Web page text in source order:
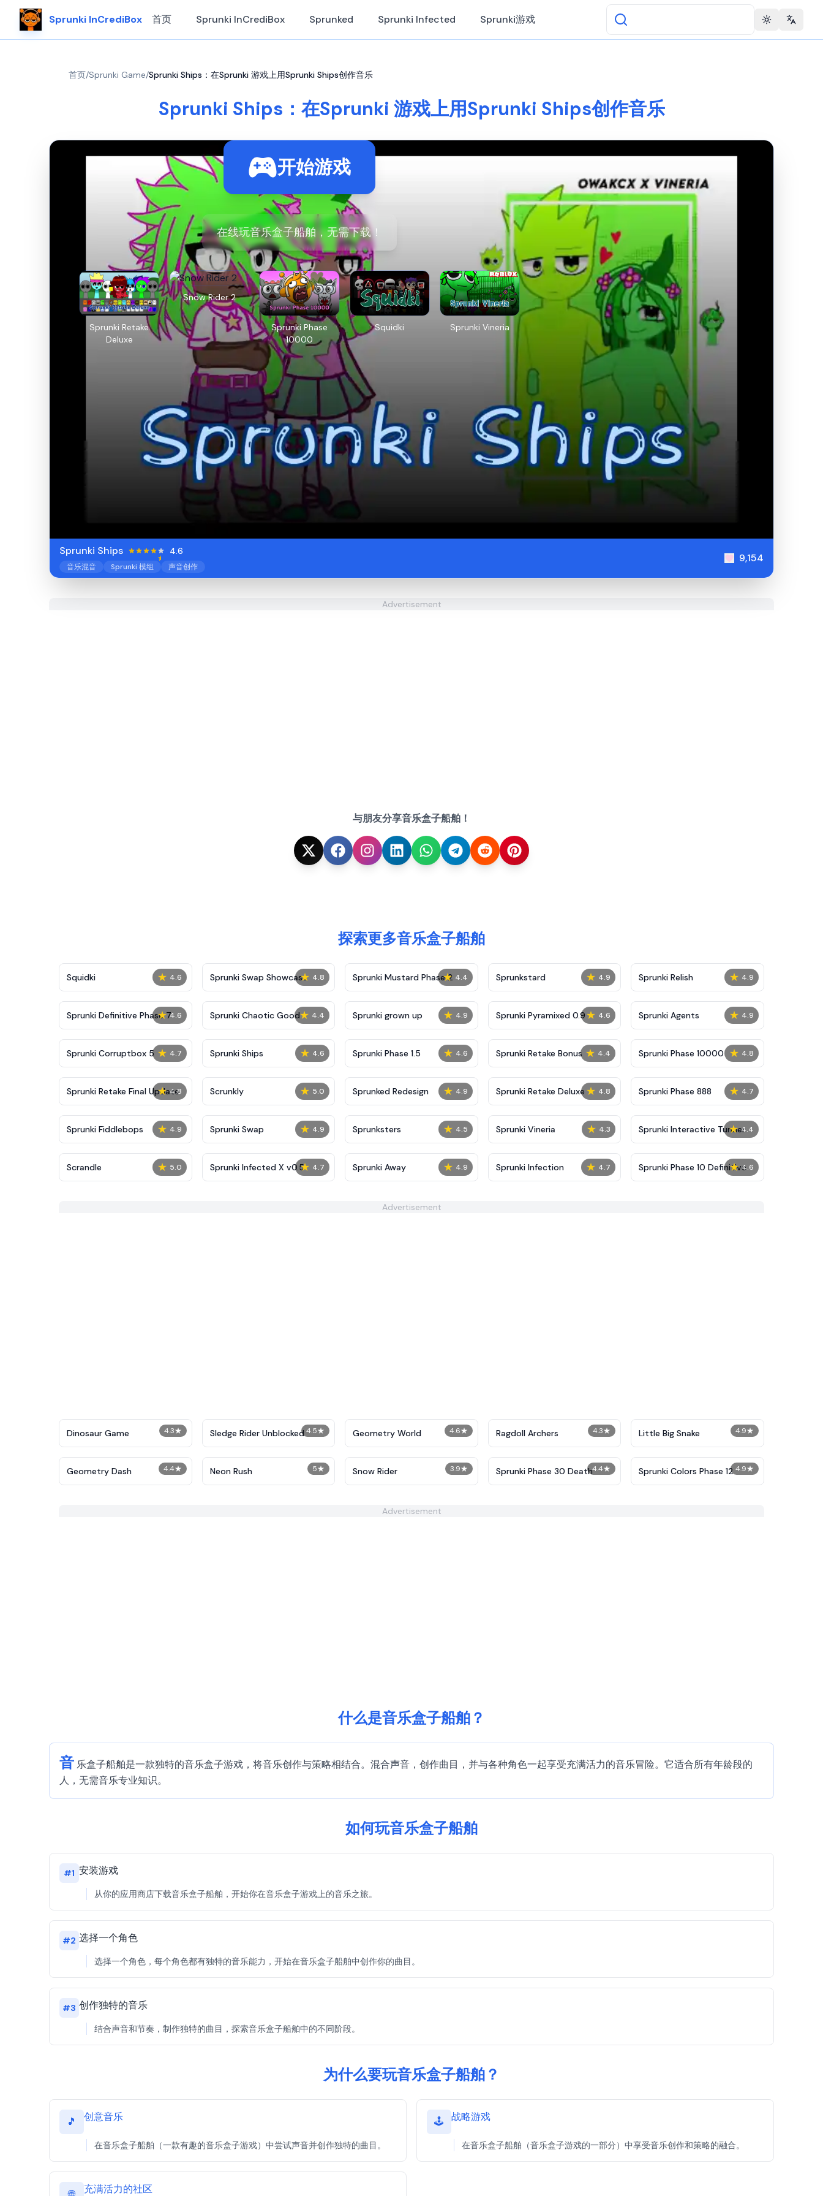
Sprunki InCrediBox 首页 Sprunki InCrediBox Sprunked Sprunki Infected Sprunki游戏 Toggle theme
首页/Sprunki Game/Sprunki Ships：在Sprunki 游戏上用Sprunki Ships创作音乐
Sprunki Ships：在Sprunki 游戏上用Sprunki Ships创作音乐
开始游戏
在线玩音乐盒子船舶，无需下载！
Sprunki Retake
Deluxe
Snow Rider 2
Sprunki Phase
10000
Squidki Sprunki Vineria
Sprunki Ships 4.6
音乐混音 Sprunki 模组 声音创作
9,154
Advertisement
与朋友分享音乐盒子船舶！
探索更多音乐盒子船舶
★ 4.6
Squidki ★ 4.8
Sprunki Swap Showcase ★ 4.4
Sprunki Mustard Phase 2 ★ 4.9
Sprunkstard ★ 4.9
Sprunki Relish
★ 4.6
Sprunki Definitive Phase 7 ★ 4.4
Sprunki Chaotic Good ★ 4.9
Sprunki grown up ★ 4.6
Sprunki Pyramixed 0.9 ★ 4.9
Sprunki Agents
★ 4.7
Sprunki Corruptbox 5 ★ 4.6
Sprunki Ships ★ 4.6
Sprunki Phase 1.5 ★ 4.4
Sprunki Retake Bonus ★ 4.8
Sprunki Phase 10000
★ 4.8
Sprunki Retake Final Update ★ 5.0
Scrunkly ★ 4.9
Sprunked Redesign ★ 4.8
Sprunki Retake Deluxe ★ 4.7
Sprunki Phase 888
★ 4.9
Sprunki Fiddlebops ★ 4.9
Sprunki Swap ★ 4.5
Sprunksters ★ 4.3
Sprunki Vineria ★ 4.4
Sprunki Interactive Tunner
★ 5.0
Scrandle ★ 4.7
Sprunki Infected X v0.5 ★ 4.9
Sprunki Away ★ 4.7
Sprunki Infection ★ 4.6
Sprunki Phase 10 Definitive
Advertisement
4.3★
Dinosaur Game 4.5★
Sledge Rider Unblocked 4.6★
Geometry World 4.3★
Ragdoll Archers 4.9★
Little Big Snake
4.4★
Geometry Dash 5★
Neon Rush 3.9★
Snow Rider 4.4★
Sprunki Phase 30 Death 4.9★
Sprunki Colors Phase 12
Advertisement
什么是音乐盒子船舶？
音 乐盒子船舶是一款独特的音乐盒子游戏，将音乐创作与策略相结合。混合声音，创作曲目，并与各种角色一起享受充满活力的音乐冒险。它适合所有年龄段的
人，无需音乐专业知识。
如何玩音乐盒子船舶
#1 安装游戏
从你的应用商店下载音乐盒子船舶，开始你在音乐盒子游戏上的音乐之旅。
#2 选择一个角色
选择一个角色，每个角色都有独特的音乐能力，开始在音乐盒子船舶中创作你的曲目。
#3 创作独特的音乐
结合声音和节奏，制作独特的曲目，探索音乐盒子船舶中的不同阶段。
为什么要玩音乐盒子船舶？
🎵 创意音乐
在音乐盒子船舶（一款有趣的音乐盒子游戏）中尝试声音并创作独特的曲目。
🕹️ 战略游戏
在音乐盒子船舶（音乐盒子游戏的一部分）中享受音乐创作和策略的融合。
充满活力的社区